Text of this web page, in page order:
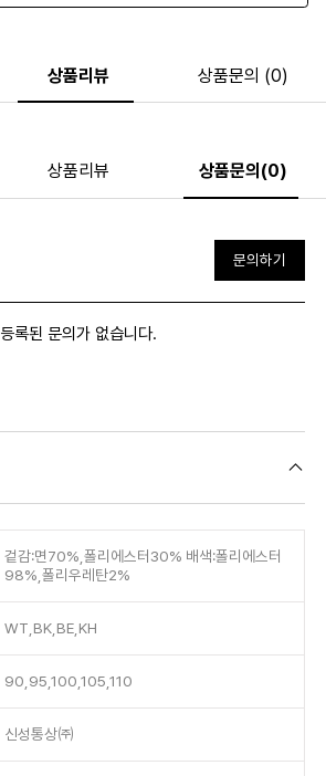
상품리뷰 상품문의 (0)
상품리뷰 상품문의(0)
문의하기
등록된 문의가 없습니다.
겉감:면70%,폴리에스터30% 배색:폴리에스터
98%,폴리우레탄2%
WT,BK,BE,KH
90,95,100,105,110
신성통상㈜